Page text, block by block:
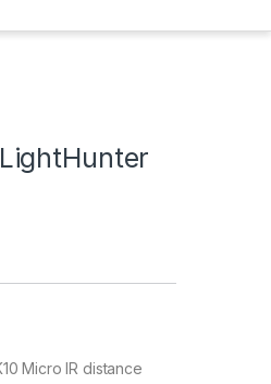
Micro IR distance